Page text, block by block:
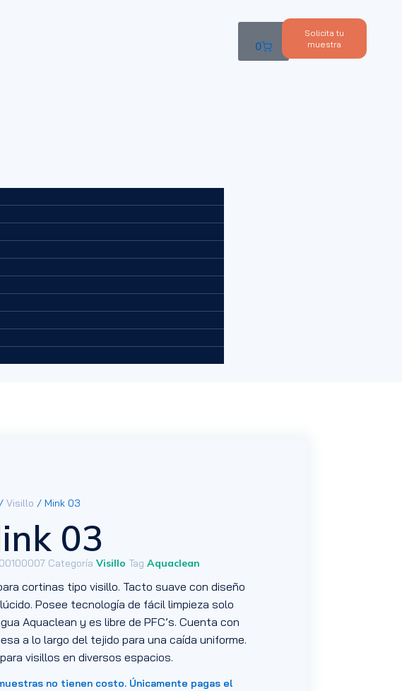
0
Solicita tu
muestra
/ Visillo / Mink 03
03
Categoría Visillo Tag Aquaclean
cortinas tipo visillo. Tacto suave con diseño
Posee tecnología de fácil limpieza solo
Aquaclean y es libre de PFC’s. Cuenta con
a lo largo del tejido para una caída uniforme.
visillos en diversos espacios.
no tienen costo. Únicamente pagas el